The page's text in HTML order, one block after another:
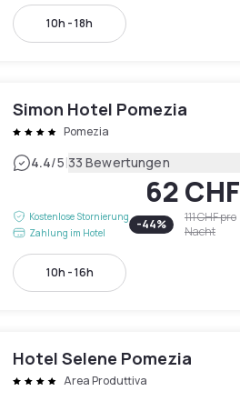
10h - 18h
Simon Hotel Pomezia
Pomezia
4.4/5|33 Bewertungen
Kostenlose Stornierung
Zahlung im Hotel
62 CHF
-44% 111 CHFpro
Nacht
10h - 16h
Hotel Selene Pomezia
Area Produttiva